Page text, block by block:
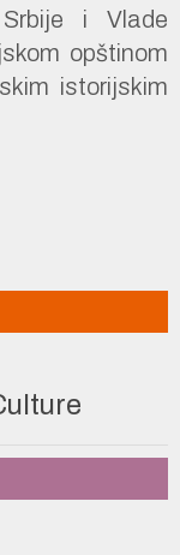
i Vlade
opštinom
istorijskim